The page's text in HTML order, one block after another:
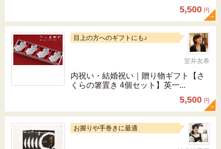
5,500 円
目上の方へのギフトにも♪
室井友希
内祝い・結婚祝い｜贈り物ギフト【さ
くらの箸置き 4個セット】英一...
5,500 円
お握りや手巻きに最適